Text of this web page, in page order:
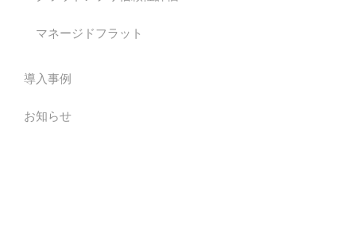
マネージドフラット
導入事例
お知らせ